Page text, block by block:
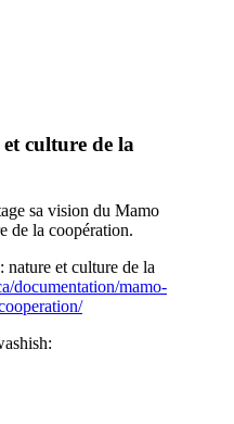
culture de la
sa vision du Mamo
de la coopération.
et culture de la
documentation/mamo-